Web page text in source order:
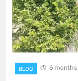
BLOG 6 months